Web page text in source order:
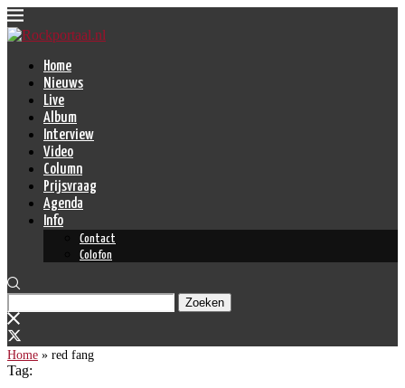
Home
Nieuws
Live
Album
Interview
Video
Column
Prijsvraag
Agenda
Info
Contact
Colofon
Zoeken
Home » red fang
Tag: